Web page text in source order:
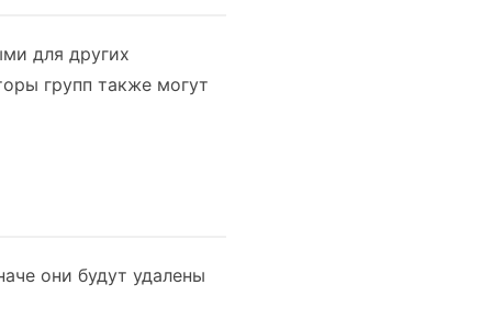
для других
групп также могут
они будут удалены